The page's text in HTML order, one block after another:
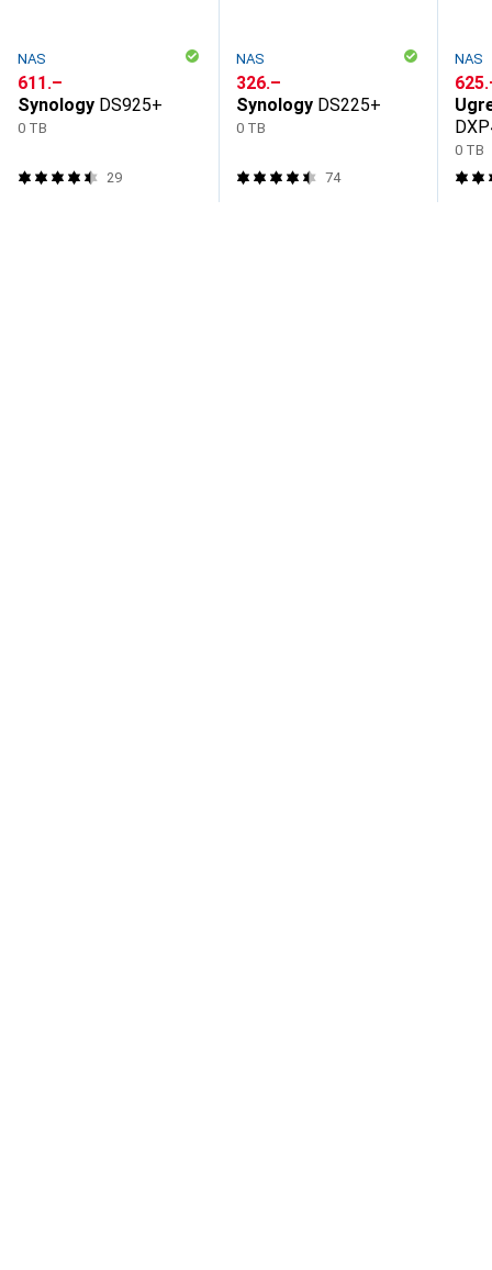
NAS
CHF
611.–
Synology DS925+
0 TB
29
NAS
CHF
326.–
Synology DS225+
0 TB
74
NAS
CHF
0 TB